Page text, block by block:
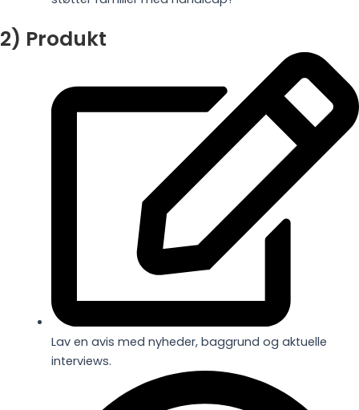
2) Produkt
Lav en avis med nyheder, baggrund og aktuelle
interviews.